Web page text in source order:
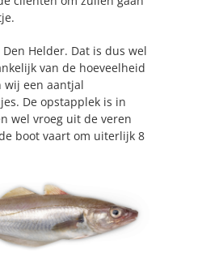
Helder. Dat is dus wel
van de hoeveelheid
een aantjal
De opstapplek is in
wel vroeg uit de veren
boot vaart om uiterlijk 8